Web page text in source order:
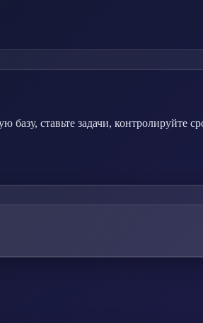
ставьте задачи, контролируйте